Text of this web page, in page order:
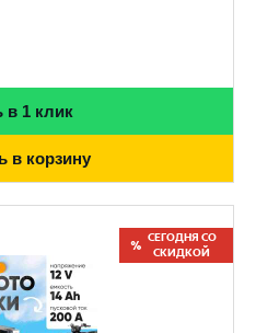
в 1 клик
в корзину
СЕГОДНЯ СО
СКИДКОЙ